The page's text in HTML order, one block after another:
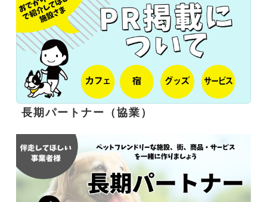
長期パートナー（協業）